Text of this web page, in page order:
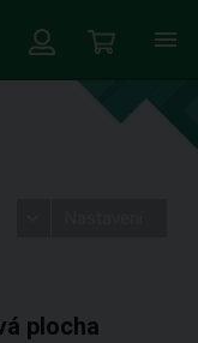
plocha